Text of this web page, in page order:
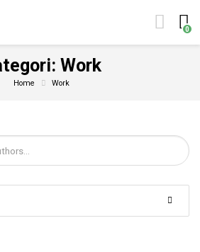
0
Work
Home Work